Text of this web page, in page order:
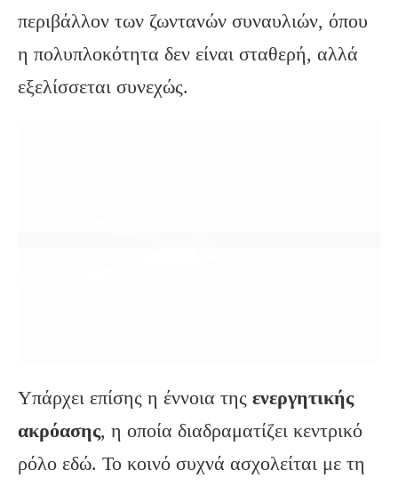
περιβάλλον των ζωντανών συναυλιών, όπου
η πολυπλοκότητα δεν είναι σταθερή, αλλά
εξελίσσεται συνεχώς.
Υπάρχει επίσης η έννοια της ενεργητικής
ακρόασης, η οποία διαδραματίζει κεντρικό
ρόλο εδώ. Το κοινό συχνά ασχολείται με τη